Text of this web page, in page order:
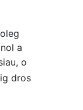
a
o
dros